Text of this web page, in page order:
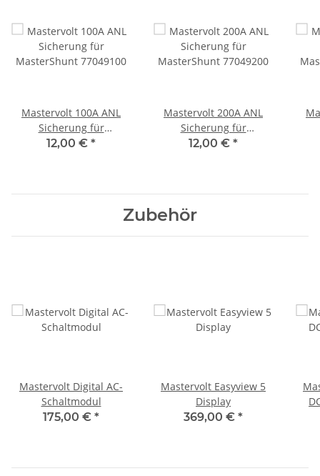
Mastervolt 100A ANL
Sicherung für
MasterShunt 77049100
12,00 € *
Mastervolt 200A ANL
Sicherung für
MasterShunt 77049200
12,00 € *
Zubehör
Mastervolt Digital AC-
Schaltmodul
175,00 € *
Mastervolt Easyview 5
Display
369,00 € *